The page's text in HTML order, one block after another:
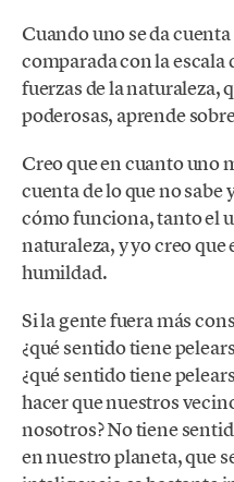
Cuando uno se da
comparada con la escala
fuerzas de la naturaleza,
poderosas, aprende
Creo que en cuanto uno
cuenta de lo que no sabe
cómo funciona, tanto el
naturaleza, y yo creo que
humildad.
Si la gente fuera más
¿qué sentido tiene
¿qué sentido tiene
hacer que nuestros
nosotros? No tiene
en nuestro planeta, que